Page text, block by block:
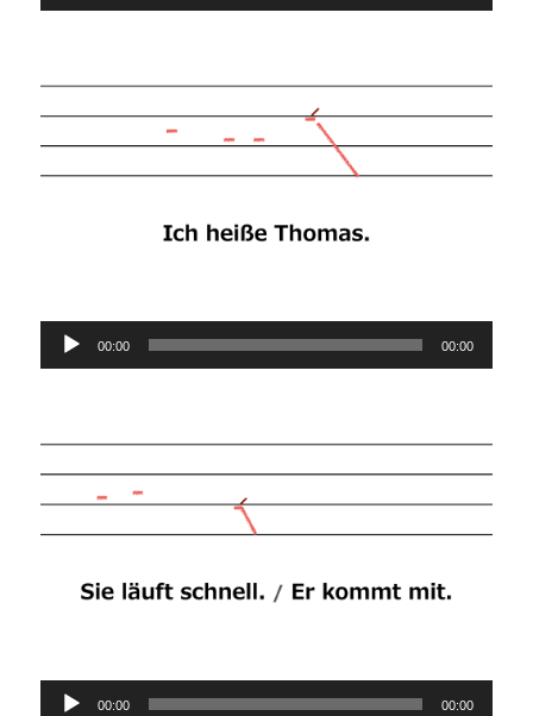
Audio-
00:00 00:00
Audio-
00:00 00:00